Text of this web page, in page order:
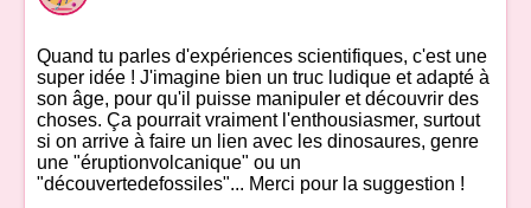
Quand tu parles d'expériences scientifiques, c'est une
super idée ! J'imagine bien un truc ludique et adapté à
son âge, pour qu'il puisse manipuler et découvrir des
choses. Ça pourrait vraiment l'enthousiasmer, surtout
si on arrive à faire un lien avec les dinosaures, genre
une "éruptionvolcanique" ou un
"découvertedefossiles"... Merci pour la suggestion !